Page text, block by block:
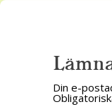
Din e-